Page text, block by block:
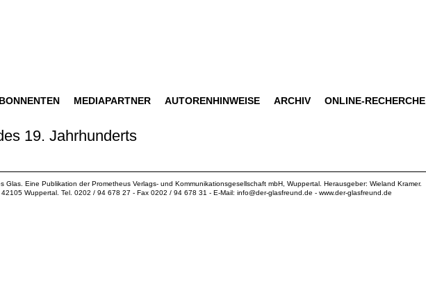
MEDIAPARTNER AUTORENHINWEISE ARCHIV ONLINE-RECHERCHE
19. Jahrhunderts
Glas. Eine Publikation derPrometheus Verlags- und Kommunikationsgesellschaft mbH , Wuppertal. Herausgeber: Wieland Kramer.
Wuppertal. Tel. 0202 / 94 678 27 - Fax 0202 / 94 678 31 - E-Mail: info@der-glasfreund.de - www.der-glasfreund.de